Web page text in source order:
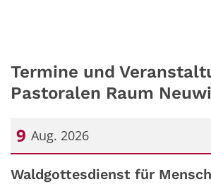
Termine und
Pastoralen Raum
9 Aug. 2026
Datum: 9. August 2026
Waldgottesdienst für